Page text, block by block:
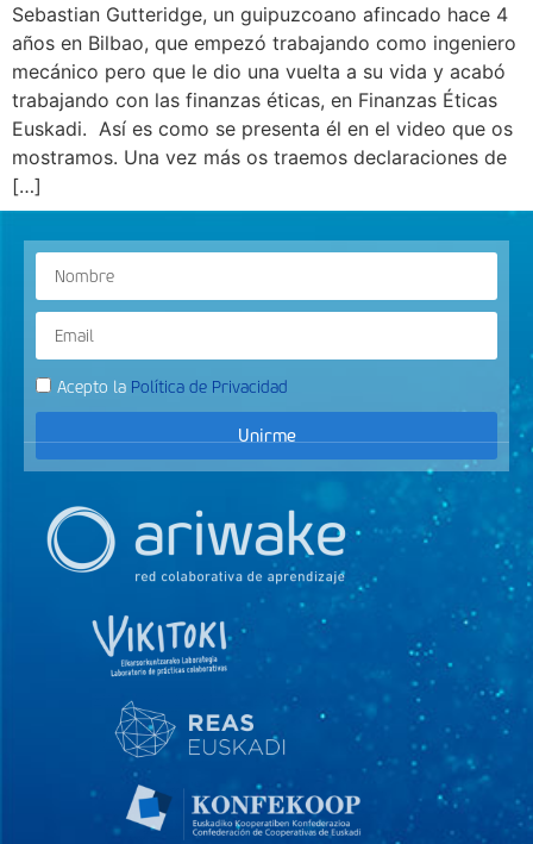
Sebastian Gutteridge, un guipuzcoano afincado hace 4
años en Bilbao, que empezó trabajando como ingeniero
mecánico pero que le dio una vuelta a su vida y acabó
trabajando con las finanzas éticas, en Finanzas Éticas
Euskadi. Así es como se presenta él en el video que os
mostramos. Una vez más os traemos declaraciones de
[…]
Acepto la Política de Privacidad
Unirme